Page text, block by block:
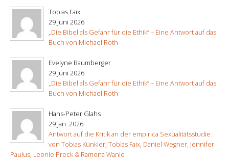
Tobias Faix
29 Juni 2026
„Die Bibel als Gefahr für die Ethik“ – Eine Antwort auf das
Buch von Michael Roth
Evelyne Baumberger
29 Juni 2026
„Die Bibel als Gefahr für die Ethik“ – Eine Antwort auf das
Buch von Michael Roth
Hans-Peter Glahs
29 Jan. 2026
Antwort auf die Kritik an der empirica Sexualitätsstudie
von Tobias Künkler, Tobias Faix, Daniel Wegner, Jennifer
Paulus, Leonie Preck & Ramona Wanie